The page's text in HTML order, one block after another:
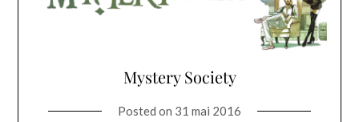
Mystery Society
Posted on 31 mai 2016